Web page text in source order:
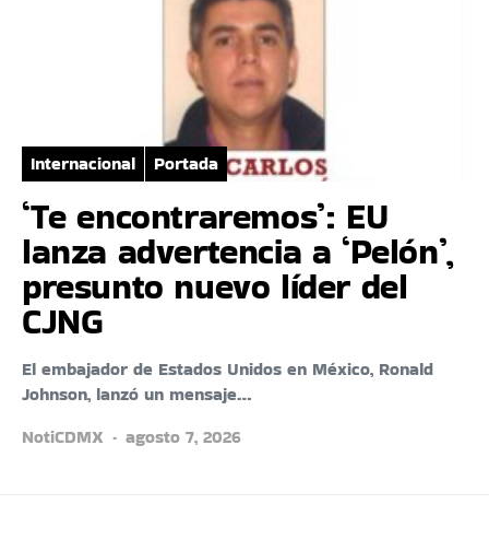
Internacional Portada
‘Te encontraremos’: EU
lanza advertencia a ‘Pelón’,
presunto nuevo líder del
CJNG
El embajador de Estados Unidos en México, Ronald
Johnson, lanzó un mensaje…
NotiCDMX
agosto 7, 2026